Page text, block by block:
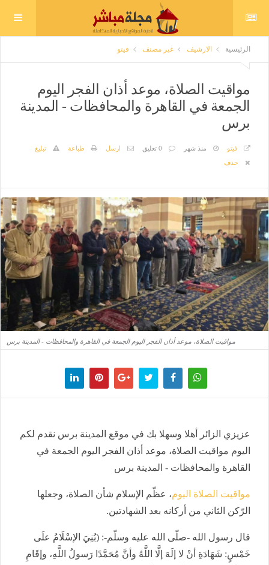
الرئيسية الارشيف غير مصنف فيتو
مواقيت الصلاة، موعد أذان الفجر اليوم
الجمعة في القاهرة والمحافظات - المدينة
برس
فيتو منذ شهر 0 تعليق ارسل طباعة
تبليغ
حذف
مواقيت الصلاة، موعد أذان الفجر اليوم الجمعة في القاهرة والمحافظات - المدينة برس
عزيزي الزائر أهلا وسهلا بك في موقع المدينة برس نقدم لكم
اليوم مواقيت الصلاة، موعد أذان الفجر اليوم الجمعة في
القاهرة والمحافظات - المدينة برس
مواقيت الصلاة اليوم، عظّم الإسلام شأن الصلاة، وجعلها
الرّكن الثاني من أركانه بعد الشهادتين.
قال رسول الله -صلّى الله عليه وسلّم-: (بُنِيَ الإسْلَامُ علَى
خَمْسٍ: شَهَادَةِ أنْ لا إلَهَ إلَّا اللَّهُ وأنَّ مُحَمَّدًا رَسولُ اللَّهِ، وإقَامِ